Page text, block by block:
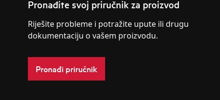
Pronađite svoj priručnik za proizvod
Riješite probleme i potražite upute ili drugu
dokumentaciju o vašem proizvodu.
Pronađi priručnik